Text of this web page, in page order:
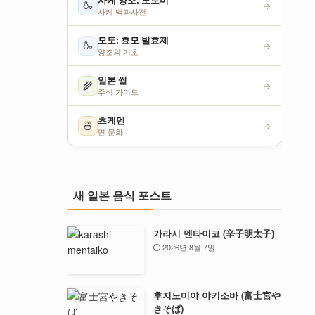
🍶
사케 백과사전
→
🍶 모토: 효모 발효제
양조의 기초
→
🌾 일본 쌀
주식 가이드
→
🍜 츠케멘
면 문화
→
새 일본 음식 포스트
가라시 멘타이코 (辛子明太子)
2026년 8월 7일
후지노미야 야키소바 (富士宮や
きそば)